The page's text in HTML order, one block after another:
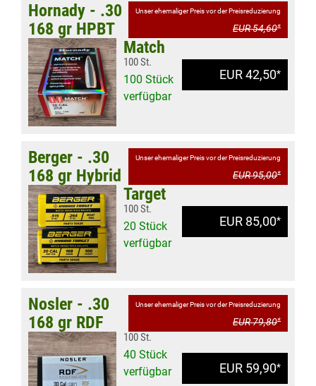
Unser ehemaliger Preis vor der Preisreduzierung
EUR 54,60*
EUR 42,50*
Hornady - .30
168 gr HPBT
Match
100 St.
100 Stück
verfügbar
Unser ehemaliger Preis vor der Preisreduzierung
EUR 95,00*
EUR 85,00*
Berger - .30
168 gr Hybrid
Target
100 St.
20 Stück
verfügbar
Unser ehemaliger Preis vor der Preisreduzierung
EUR 79,80*
EUR 59,90*
Nosler - .30
168 gr RDF
100 St.
40 Stück
verfügbar